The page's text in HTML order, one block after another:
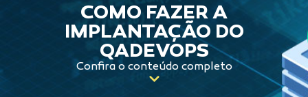
COMO FAZER A
IMPLANTAÇÃO DO
QADEVOPS
Confira o conteúdo completo